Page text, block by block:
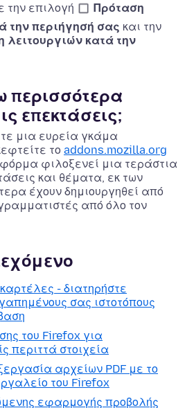
την επιλογή
Πρόταση
την περιήγησή σας και την
λειτουργιών κατά την
επεκτάσεις;
μια ευρεία γκάμα
το addons.mozilla.org
φιλοξενεί μια τεράστια
και θέματα, εκ των
έχουν δημιουργηθεί από
από όλο τον
- διατηρήστε
σας ιστοτόπους
του Firefox για
περιττά στοιχεία
αρχείων PDF με το
του Firefox
εφαρμογής προβολής